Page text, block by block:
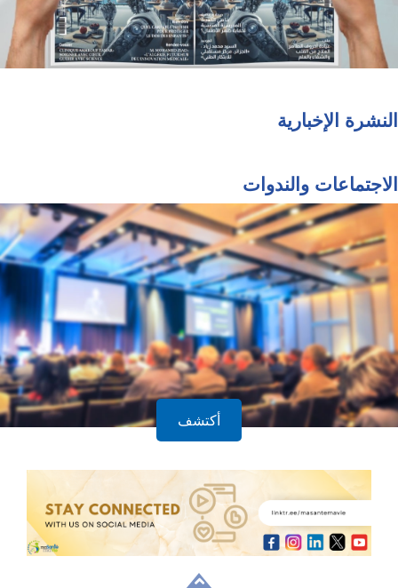
النشرة الإخبارية
الاجتماعات والندوات
أكتشف